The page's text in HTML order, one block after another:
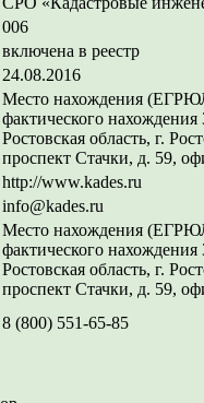
006
включена в реестр
24.08.2016
Место нахождения
фактического нахождения
Ростовская область, г.
проспект Стачки, д. 59,
http://www.kades.ru
info@kades.ru
Место нахождения
фактического нахождения
Ростовская область, г.
проспект Стачки, д. 59,
8 (800) 551-65-85